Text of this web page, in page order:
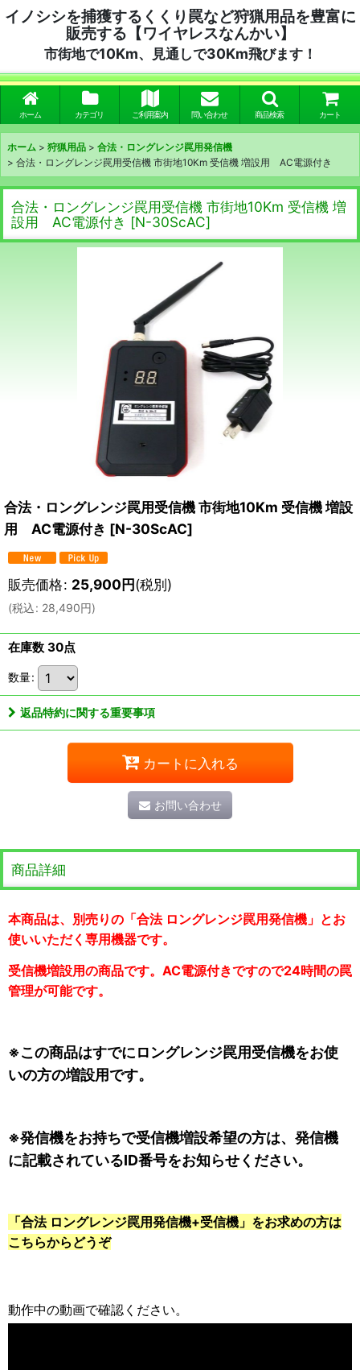
イノシシを捕獲するくくり罠など狩猟用品を豊富に
販売する【ワイヤレスなんかい】
市街地で10Km、見通しで30Km飛びます！
ホーム カテゴリ ご利用案内 問い合わせ 商品検索 カート
ホーム > 狩猟用品 > 合法・ロングレンジ罠用発信機
> 合法・ロングレンジ罠用受信機 市街地10Km 受信機 増設用 AC電源付き
合法・ロングレンジ罠用受信機 市街地10Km 受信機 増
設用 AC電源付き [N-30ScAC]
合法・ロングレンジ罠用受信機 市街地10Km 受信機 増設
用 AC電源付き [N-30ScAC]
販売価格: 25,900円(税別)
(税込: 28,490円)
在庫数 30点
数量:
返品特約に関する重要事項
カートに入れる
お問い合わせ
商品詳細
本商品は、別売りの「合法 ロングレンジ罠用発信機」とお
使いいただく専用機器です。
受信機増設用の商品です。AC電源付きですので24時間の罠
管理が可能です。
※この商品はすでにロングレンジ罠用受信機をお使
いの方の増設用です。
※発信機をお持ちで受信機増設希望の方は、発信機
に記載されているID番号をお知らせください。
「合法 ロングレンジ罠用発信機+受信機」をお求めの方は
こちらからどうぞ
動作中の動画で確認ください。